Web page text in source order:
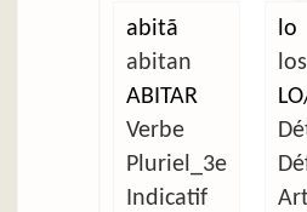
abitã
abitan
ABITAR
Verbe
Pluriel_3e
Indicatif
lo
los